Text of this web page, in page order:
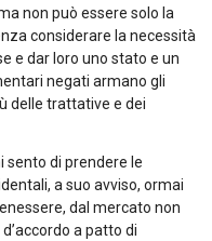
non può essere solo la
considerare la necessità
e dar loro uno stato e un
negati armano gli
delle trattative e dei
sento di prendere le
a suo avviso, ormai
dal mercato non
a patto di